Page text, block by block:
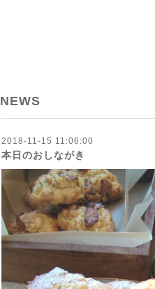
NEWS
2018-11-15 11:06:00
本日のおしながき